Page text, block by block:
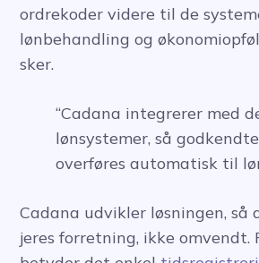
ordrekoder videre til de
lønbehandling og
sker.
“Cadana integrerer med
lønsystemer, så
overføres automatisk til
Cadana udvikler løsningen, så
jeres forretning, ikke omvendt.